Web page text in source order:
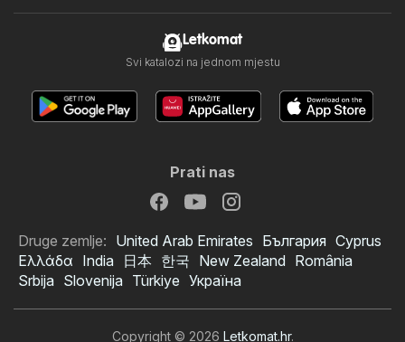
Letkomat
Svi katalozi na jednom mjestu
Prati nas
Druge zemlje: United Arab Emirates България Cyprus
Ελλάδα India 日本 한국 New Zealand România
Srbija Slovenija Türkiye Україна
Copyright © 2026 Letkomat.hr.